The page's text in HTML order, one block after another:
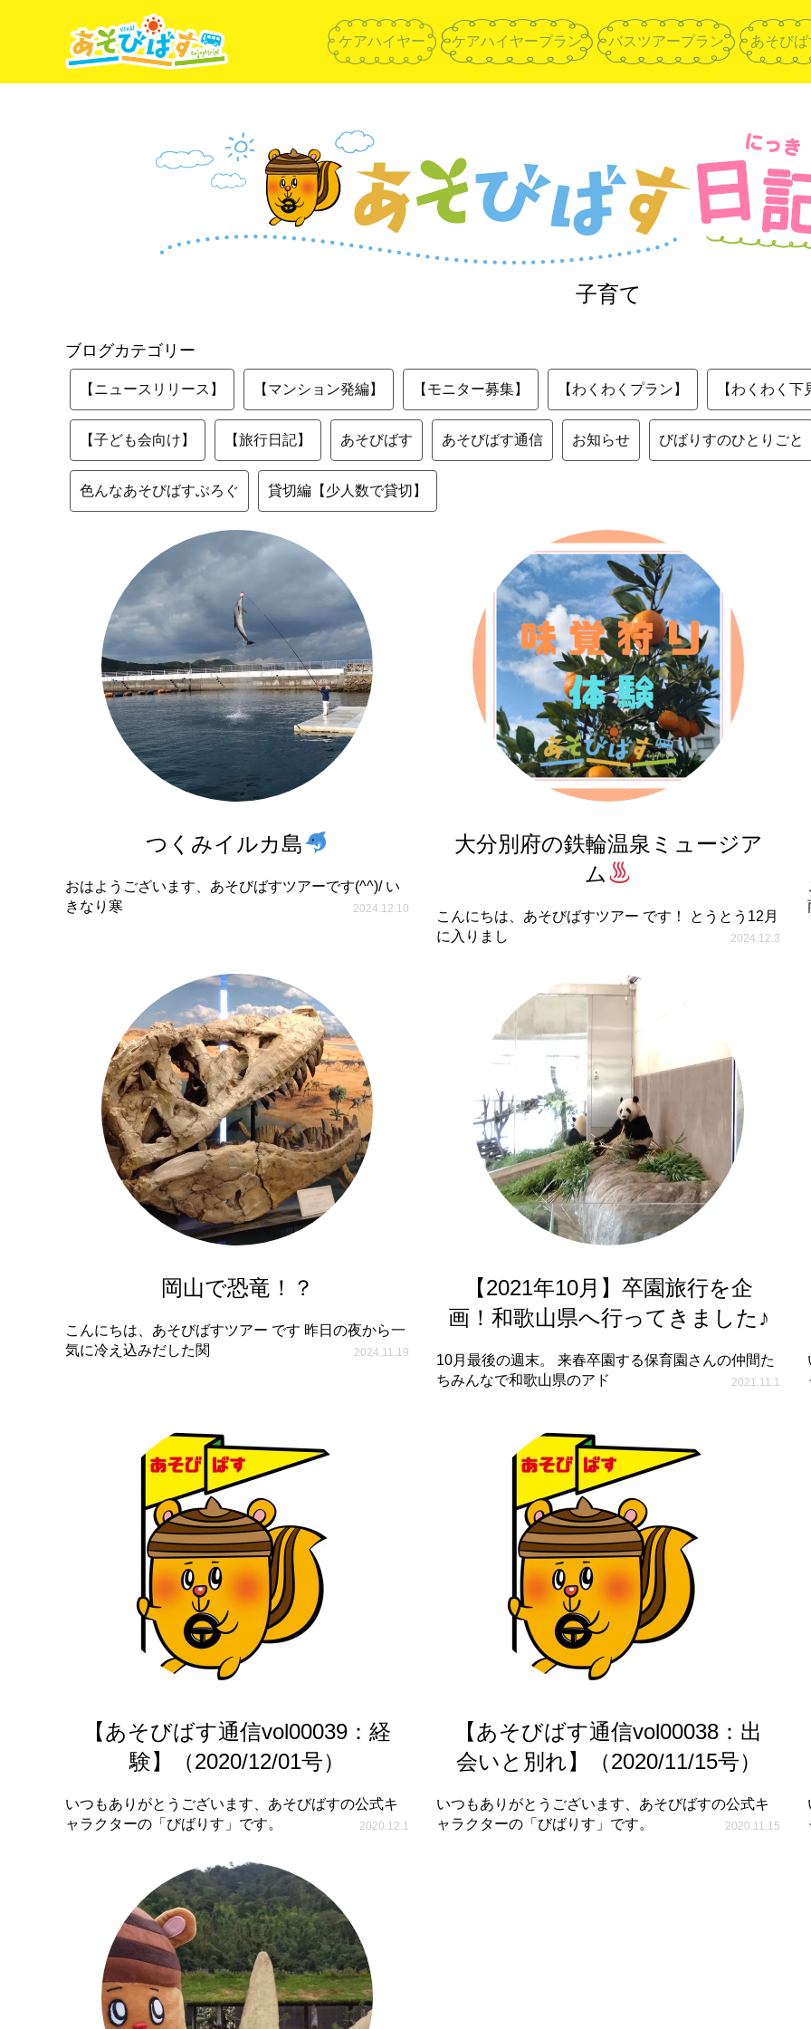
ケアハイヤー ケアハイヤープラン バスツアープラン あそび
子育て
ブログカテゴリー
【ニュースリリース】 【マンション発編】 【モニター募集】 【わくわくプラン】 【わくわく下
【子ども会向け】 【旅行日記】 あそびばす あそびばす通信 お知らせ びばりすのひとりごと
色んなあそびばすぶろぐ 貸切編【少人数で貸切】
つくみイルカ島
おはようございます、あそびばすツアーです(^^)/ い
きなり寒
2024.12.10
大分別府の鉄輪温泉ミュージア
ム
こんにちは、あそびばすツアー です！ とうとう12月
に入りまし
2024.12.3
岡山で恐竜！？
こんにちは、あそびばすツアー です 昨日の夜から一
気に冷え込みだした関
2024.11.19
【2021年10月】卒園旅行を企
画！和歌山県へ行ってきました♪
10月最後の週末。 来春卒園する保育園さんの仲間た
ちみんなで和歌山県のアド
2021.11.1
【あそびばす通信vol00039：経
験】（2020/12/01号）
いつもありがとうございます、あそびばすの公式キ
ャラクターの「びばりす」です。
2020.12.1
【あそびばす通信vol00038：出
会いと別れ】（2020/11/15号）
いつもありがとうございます、あそびばすの公式キ
ャラクターの「びばりす」です。
2020.11.15